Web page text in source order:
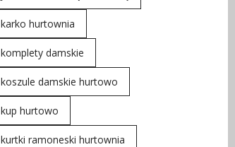
karko hurtownia
komplety damskie
koszule damskie hurtowo
kup hurtowo
kurtki ramoneski hurtownia